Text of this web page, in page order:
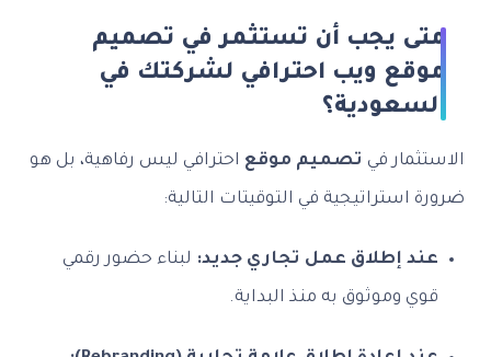
متى يجب أن تستثمر في تصميم
موقع ويب احترافي لشركتك في
السعودية؟
الاستثمار في تصميم موقع احترافي ليس رفاهية، بل هو
ضرورة استراتيجية في التوقيتات التالية:
عند إطلاق عمل تجاري جديد: لبناء حضور رقمي
قوي وموثوق به منذ البداية.